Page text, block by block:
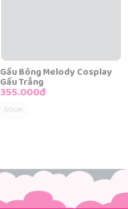
Gấu Bông Melody Cosplay
Gấu Trắng
355.000đ
50cm